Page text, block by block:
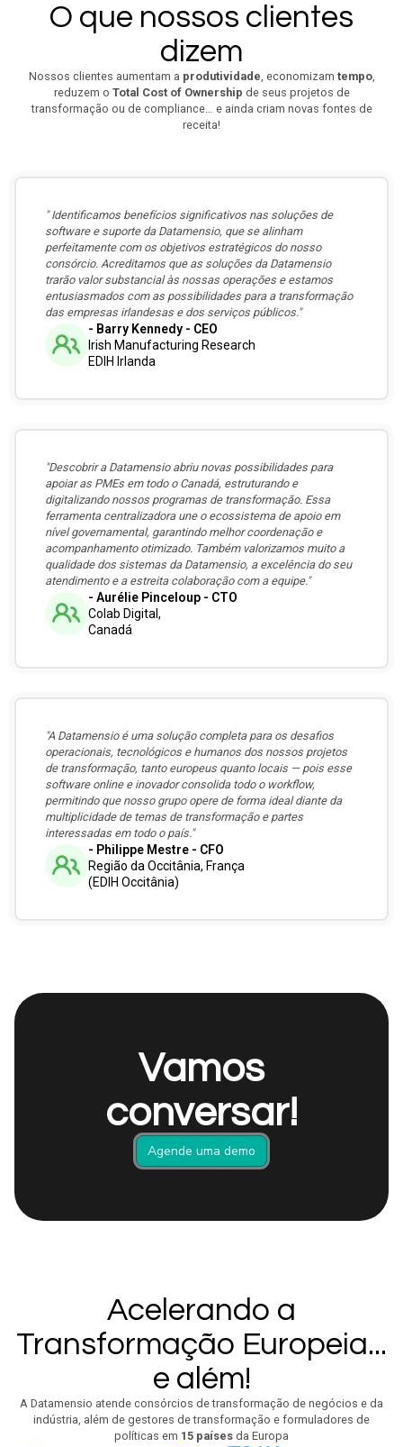
O que nossos clientes
dizem
Nossos clientes aumentam a produtividade, economizam tempo,
reduzem o Total Cost of Ownership de seus projetos de
transformação ou de compliance… e ainda criam novas fontes de
receita!
" Identificamos benefícios significativos nas soluções de
software e suporte da Datamensio, que se alinham
perfeitamente com os objetivos estratégicos do nosso
consórcio. Acreditamos que as soluções da Datamensio
trarão valor substancial às nossas operações e estamos
entusiasmados com as possibilidades para a transformação
das empresas irlandesas e dos serviços públicos."
- Barry Kennedy - CEO
Irish Manufacturing Research
EDIH Irlanda
"Descobrir a Datamensio abriu novas possibilidades para
apoiar as PMEs em todo o Canadá, estruturando e
digitalizando nossos programas de transformação. Essa
ferramenta centralizadora une o ecossistema de apoio em
nível governamental, garantindo melhor coordenação e
acompanhamento otimizado. Também valorizamos muito a
qualidade dos sistemas da Datamensio, a excelência do seu
atendimento e a estreita colaboração com a equipe."
- Aurélie Pinceloup - CTO
Colab Digital,
Canadá
"A Datamensio é uma solução completa para os desafios
operacionais, tecnológicos e humanos dos nossos projetos
de transformação, tanto europeus quanto locais — pois esse
software online e inovador consolida todo o workflow,
permitindo que nosso grupo opere de forma ideal diante da
multiplicidade de temas de transformação e partes
interessadas em todo o país."
- Philippe Mestre - CFO
Região da Occitânia, França
(EDIH Occitânia)
Vamos
conversar!
Agende uma demo
Acelerando a
Transformação Europeia...
e além!
A Datamensio atende consórcios de transformação de negócios e da
indústria, além de gestores de transformação e formuladores de
políticas em 15 países da Europa